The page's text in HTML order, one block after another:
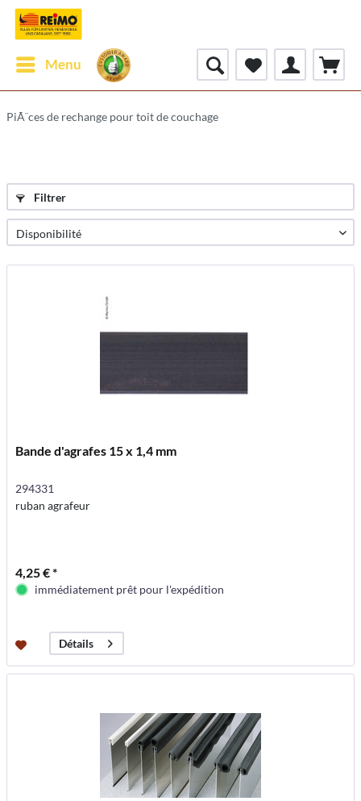
Menu
PiÃ¨ces de rechange pour toit de couchage
Filtrer
Bande d'agrafes 15 x 1,4 mm
294331
ruban agrafeur
4,25 € *
immédiatement prêt pour l'expédition
Détails